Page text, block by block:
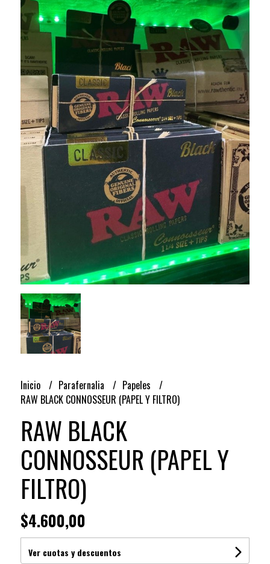
Inicio Parafernalia
Papeles
RAW BLACK CONNOSSEUR (PAPEL Y FILTRO)
RAW BLACK
CONNOSSEUR (PAPEL Y
FILTRO)
$4.600,00
Ver cuotas y descuentos